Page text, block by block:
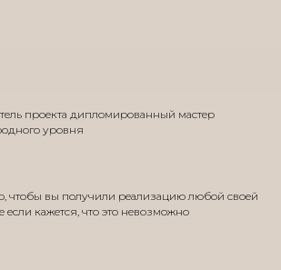
проекта дипломированный мастер
уровня
чтобы вы получили реализацию любой своей
если кажется, что это невозможно